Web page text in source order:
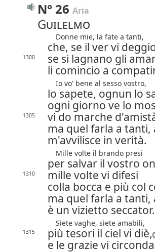
N° 26 Aria
Guilelmo
Donne mie, la fate a tanti,
che, se il ver vi
1300
se si lagnano gli
li comincio a
Io vo' bene al sesso vostro,
lo sapete, ognun lo
ogni giorno ve lo
1305
vi do marche
ma quel farla a tanti,
m'avvilisce in verità.
Mille volte il brando presi
per salvar il vostro
1310
mille volte vi difesi
colla bocca e più col
ma quel farla a tanti,
è un vizietto seccator.
Siete vaghe, siete amabili,
1315
più tesori il ciel vi diè,
e le grazie vi